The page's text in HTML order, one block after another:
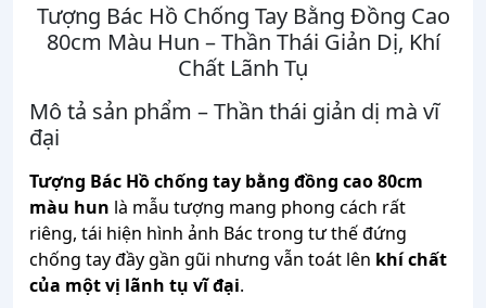
Tượng Bác Hồ Chống Tay Bằng Đồng Cao
80cm Màu Hun – Thần Thái Giản Dị, Khí
Chất Lãnh Tụ
Mô tả sản phẩm – Thần thái giản dị mà vĩ
đại
Tượng Bác Hồ chống tay bằng đồng cao 80cm
màu hun là mẫu tượng mang phong cách rất
riêng, tái hiện hình ảnh Bác trong tư thế đứng
chống tay đầy gần gũi nhưng vẫn toát lên khí chất
của một vị lãnh tụ vĩ đại.